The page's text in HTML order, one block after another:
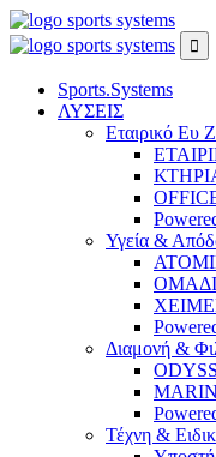
Sports.Systems
ΛΥΣΕΙΣ
Εταιρικό Ευ
Υγεία &
Διαμονή &
Τέχνη &